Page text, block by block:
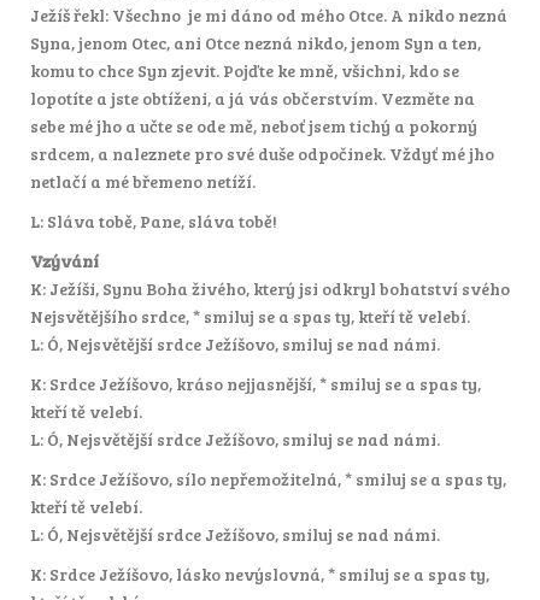
Ježíš řekl: Všechno je mi dáno od mého Otce. A nikdo nezná
Syna, jenom Otec, ani Otce nezná nikdo, jenom Syn a ten,
komu to chce Syn zjevit. Pojďte ke mně, všichni, kdo se
lopotíte a jste obtíženi, a já vás občerstvím. Vezměte na
sebe mé jho a učte se ode mě, neboť jsem tichý a pokorný
srdcem, a naleznete pro své duše odpočinek. Vždyť mé jho
netlačí a mé břemeno netíží.
L: Sláva tobě, Pane, sláva tobě!
Vzývání
K: Ježíši, Synu Boha živého, který jsi odkryl bohatství svého
Nejsvětějšího srdce, * smiluj se a spas ty, kteří tě velebí.
L: Ó, Nejsvětější srdce Ježíšovo, smiluj se nad námi.
K: Srdce Ježíšovo, kráso nejjasnější, * smiluj se a spas ty,
kteří tě velebí.
L: Ó, Nejsvětější srdce Ježíšovo, smiluj se nad námi.
K: Srdce Ježíšovo, sílo nepřemožitelná, * smiluj se a spas ty,
kteří tě velebí.
L: Ó, Nejsvětější srdce Ježíšovo, smiluj se nad námi.
K: Srdce Ježíšovo, lásko nevýslovná, * smiluj se a spas ty,